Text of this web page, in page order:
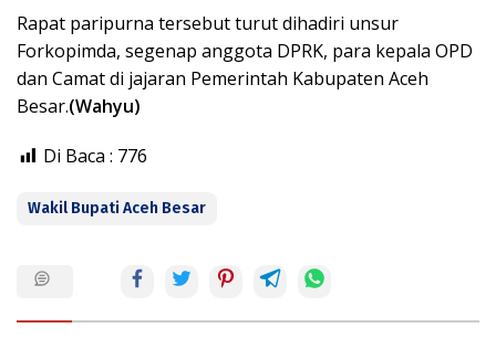
Rapat paripurna tersebut turut dihadiri unsur
Forkopimda, segenap anggota DPRK, para kepala OPD
dan Camat di jajaran Pemerintah Kabupaten Aceh
Besar.(Wahyu)
Di Baca : 776
Wakil Bupati Aceh Besar